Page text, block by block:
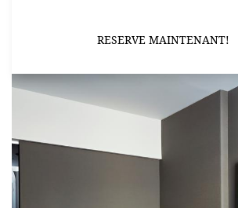
RESERVE MAINTENANT!